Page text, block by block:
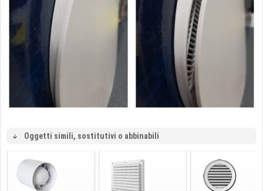
Oggetti simili, sostitutivi o abbinabili